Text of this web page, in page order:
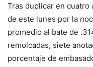
Tras duplicar en cuatro
de este lunes por la
promedio al bate de
remolcadas, siete
porcentaje de